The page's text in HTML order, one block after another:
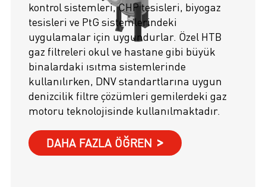
kontrol sistemleri, CHP tesisleri, biyogaz
tesisleri ve PtG sistemlerindeki
uygulamalar için uygundurlar. Özel HTB
gaz filtreleri okul ve hastane gibi büyük
binalardaki ısıtma sistemlerinde
kullanılırken, DNV standartlarına uygun
denizcilik filtre çözümleri gemilerdeki gaz
motoru teknolojisinde kullanılmaktadır.
DAHA FAZLA ÖĞREN